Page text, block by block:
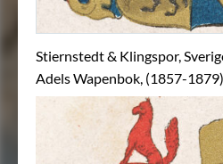
Stiernstedt & Klingspor,
Adels Wapenbok, (1857-